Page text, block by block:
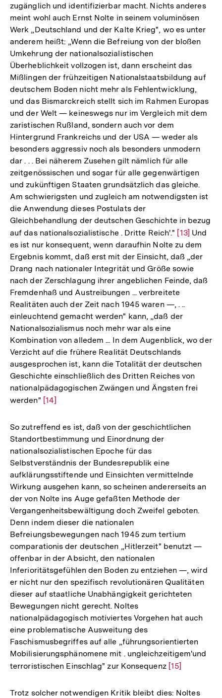
zugänglich und identifizierbar macht. Nichts anderes
meint wohl auch Ernst Nolte in seinem voluminösen
Werk „Deutschland und der Kalte Krieg", wo es unter
anderem heißt: „Wenn die Befreiung von der bloßen
Umkehrung der nationalsozialistischen
Überheblichkeit vollzogen ist, dann erscheint das
Mißlingen der frühzeitigen Nationalstaatsbildung auf
deutschem Boden nicht mehr als Fehlentwicklung,
und das Bismarckreich stellt sich im Rahmen Europas
und der Welt — keineswegs nur im Vergleich mit dem
zaristischen Rußland, sondern auch vor dem
Hintergrund Frankreichs und der USA — weder als
besonders aggressiv noch als besonders unmodern
dar . . . Bei näherem Zusehen gilt nämlich für alle
zeitgenössischen und sogar für alle gegenwärtigen
und zukünftigen Staaten grundsätzlich das gleiche.
Am schwierigsten und zugleich am notwendigsten ist
die Anwendung dieses Postulats der
Gleichbehandlung der deutschen Geschichte in bezug
auf das nationalsozialistische . Dritte Reich'." Zur
Auflösung
der
Fußnote
[13] Und
es ist nur konsequent, wenn daraufhin Nolte zu dem
Ergebnis kommt, daß erst mit der Einsicht, daß „der
Drang nach nationaler Integrität und Größe sowie
nach der Zerschlagung ihrer angeblichen Feinde, daß
Fremdenhaß und Austreibungen ... verbreitete
Realitäten auch der Zeit nach 1945 waren —, . ..
einleuchtend gemacht werden" kann, „daß der
Nationalsozialismus noch mehr war als eine
Kombination von alledem ... In dem Augenblick, wo der
Verzicht auf die frühere Realität Deutschlands
ausgesprochen ist, kann die Totalität der deutschen
Geschichte einschließlich des Dritten Reiches von
nationalpädagogischen Zwängen und Ängsten frei
werden" Zur
der
Fußnote
[14]
So zutreffend es ist, daß von der geschichtlichen
Standortbestimmung und Einordnung der
nationalsozialistischen Epoche für das
Selbstverständnis der Bundesrepublik eine
aufklärungsstiftende und Einsichten vermittelnde
Wirkung ausgehen kann, so scheinen andererseits an
der von Nolte ins Auge gefaßten Methode der
Vergangenheitsbewältigung doch Zweifel geboten.
Denn indem dieser die nationalen
Befreiungsbewegungen nach 1945 zum tertium
comparationis der deutschen „Hitlerzeit" benutzt —
offenbar in der Absicht, den nationalen
Inferioritätsgefühlen den Boden zu entziehen —, wird
er nicht nur den spezifisch revolutionären Qualitäten
dieser auf staatliche Unabhängigkeit gerichteten
Bewegungen nicht gerecht. Noltes
nationalpädagogisch motiviertes Vorgehen hat auch
eine problematische Ausweitung des
Faschismusbegriffes auf alle „führungsorientierten
Mobilisierungsphänomene mit . ungleichzeitigem'und
terroristischen Einschlag" zur Konsequenz Zur
der
[15]
Trotz solcher notwendigen Kritik bleibt dies: Noltes